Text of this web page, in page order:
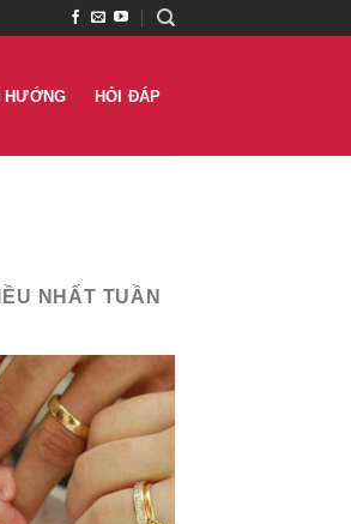
HƯỚNG HỎI ĐÁP
NHẤT TUẦN